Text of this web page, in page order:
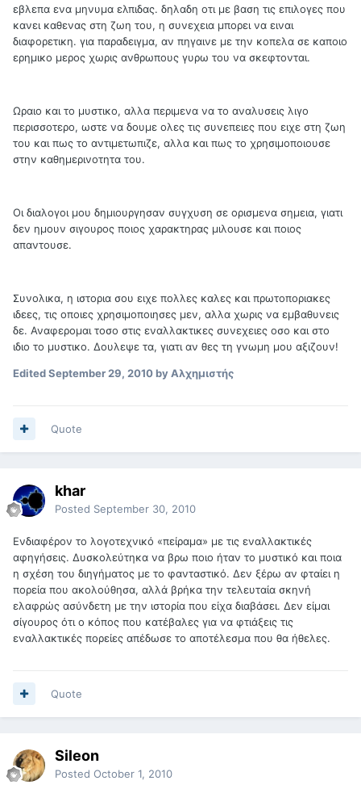
εβλεπα ενα μηνυμα ελπιδας. δηλαδη οτι με βαση τις επιλογες που
κανει καθενας στη ζωη του, η συνεχεια μπορει να ειναι
διαφορετικη. για παραδειγμα, αν πηγαινε με την κοπελα σε καποιο
ερημικο μερος χωρις ανθρωπους γυρω του να σκεφτονται.
Ωραιο και το μυστικο, αλλα περιμενα να το αναλυσεις λιγο
περισσοτερο, ωστε να δουμε ολες τις συνεπειες που ειχε στη ζωη
του και πως το αντιμετωπιζε, αλλα και πως το χρησιμοποιουσε
στην καθημερινοτητα του.
Οι διαλογοι μου δημιουργησαν συγχυση σε ορισμενα σημεια, γιατι
δεν ημουν σιγουρος ποιος χαρακτηρας μιλουσε και ποιος
απαντουσε.
Συνολικα, η ιστορια σου ειχε πολλες καλες και πρωτοποριακες
ιδεες, τις οποιες χρησιμοποιησες μεν, αλλα χωρις να εμβαθυνεις
δε. Αναφερομαι τοσο στις εναλλακτικες συνεχειες οσο και στο
ιδιο το μυστικο. Δουλεψε τα, γιατι αν θες τη γνωμη μου αξιζουν!
EditedSeptember 29, 2010by Αλχημιστής
Quote
khar
Posted September 30, 2010
Ενδιαφέρον το λογοτεχνικό «πείραμα» με τις εναλλακτικές
αφηγήσεις. Δυσκολεύτηκα να βρω ποιο ήταν το μυστικό και ποια
η σχέση του διηγήματος με το φανταστικό. Δεν ξέρω αν φταίει η
πορεία που ακολούθησα, αλλά βρήκα την τελευταία σκηνή
ελαφρώς ασύνδετη με την ιστορία που είχα διαβάσει. Δεν είμαι
σίγουρος ότι ο κόπος που κατέβαλες για να φτιάξεις τις
εναλλακτικές πορείες απέδωσε το αποτέλεσμα που θα ήθελες.
Quote
Sileon
Posted October 1, 2010